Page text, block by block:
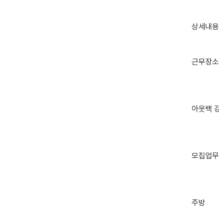
상세내용
근무장소
아웃백
모집업무
주방